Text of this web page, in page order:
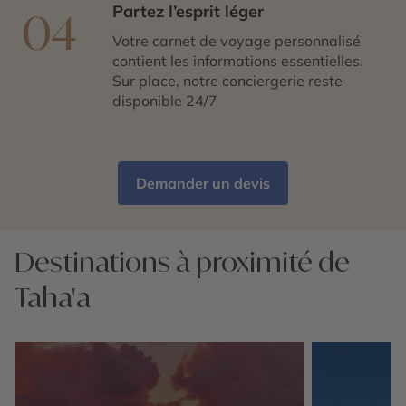
04 Partez l’esprit léger
Votre carnet de voyage personnalisé
contient les informations essentielles.
Sur place, notre conciergerie reste
disponible 24/7
Demander un devis
Destinations à proximité de
Taha'a